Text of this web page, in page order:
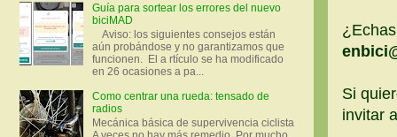
Si
invitar
Guía para sortear los errores del nuevo
biciMAD
Aviso: los siguientes consejos están
aún probándose y no garantizamos que
funcionen. El a rtículo se ha modificado
en 26 ocasiones a pa...
Como centrar una rueda: tensado de
radios
Mecánica básica de supervivencia ciclista